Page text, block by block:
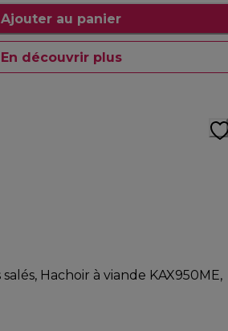
Ajouter au panier
En découvrir plus